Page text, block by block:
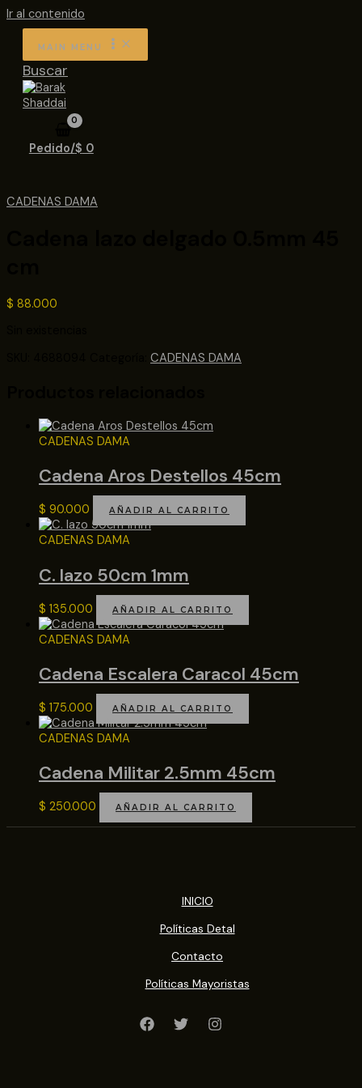
Ir al contenido
MAIN MENU
Buscar
Pedido/$ 0
CADENAS DAMA
$ 88.000
CADENAS DAMA
CADENAS DAMA
Cadena Aros Destellos 45cm
$ 90.000 AÑADIR AL CARRITO
CADENAS DAMA
C. lazo 50cm 1mm
$ 135.000 AÑADIR AL CARRITO
CADENAS DAMA
Cadena Escalera Caracol 45cm
$ 175.000 AÑADIR AL CARRITO
CADENAS DAMA
Cadena Militar 2.5mm 45cm
$ 250.000 AÑADIR AL CARRITO
INICIO
Políticas Detal
Contacto
Políticas Mayoristas